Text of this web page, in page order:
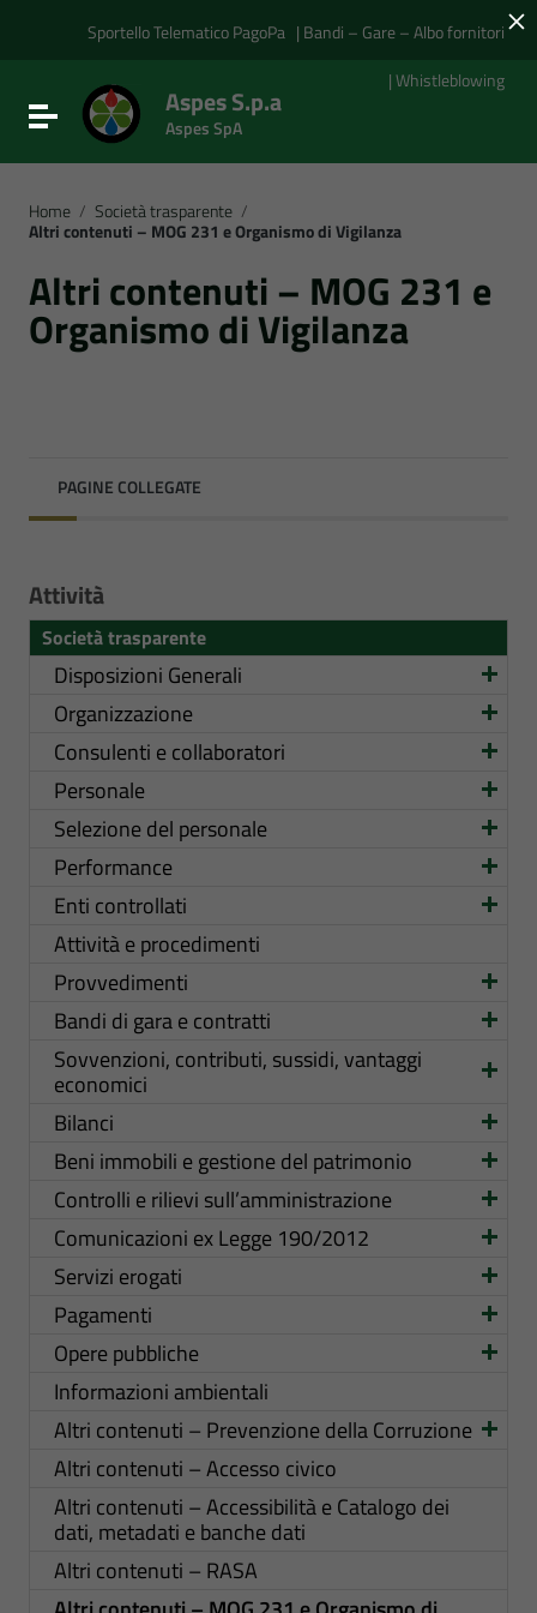
Vai al menu di navigazione
Sportello Telematico PagoPa | Bandi – Gare – Albo fornitori
| Whistleblowing
Attiva / disattiva la navigazione
Aspes S.p.a
Aspes SpA
Home / Società trasparente /
Altri contenuti – MOG 231 e Organismo di Vigilanza
Altri contenuti – MOG 231 e
Organismo di Vigilanza
PAGINE COLLEGATE
Attività
Società trasparente
Disposizioni Generali
Organizzazione
Consulenti e collaboratori
Personale
Selezione del personale
Performance
Enti controllati
Attività e procedimenti
Provvedimenti
Bandi di gara e contratti
Sovvenzioni, contributi, sussidi, vantaggi
economici
Bilanci
Beni immobili e gestione del patrimonio
Controlli e rilievi sull’amministrazione
Comunicazioni ex Legge 190/2012
Servizi erogati
Pagamenti
Opere pubbliche
Informazioni ambientali
Altri contenuti – Prevenzione della Corruzione
Altri contenuti – Accesso civico
Altri contenuti – Accessibilità e Catalogo dei
dati, metadati e banche dati
Altri contenuti – RASA
×